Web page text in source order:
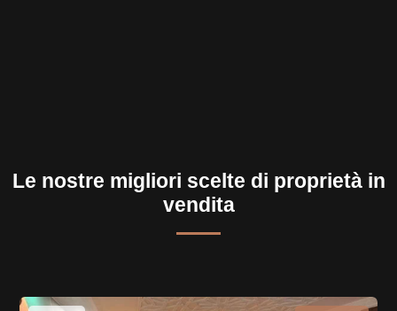
Le nostre migliori scelte di proprietà in
vendita